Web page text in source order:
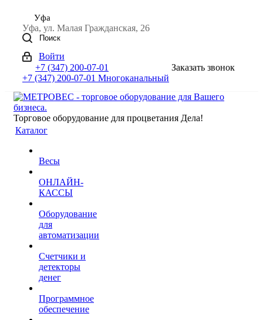
Уфа
Уфа, ул. Малая Гражданская, 26
Поиск
Войти
+7 (347) 200-07-01
+7 (347) 200-07-01 Многоканальный
Заказать звонок
Торговое оборудование для процветания Дела!
Каталог
Весы
ОНЛАЙН-
КАССЫ
Оборудование
для
автоматизации
Счетчики и
детекторы
денег
Программное
обеспечение